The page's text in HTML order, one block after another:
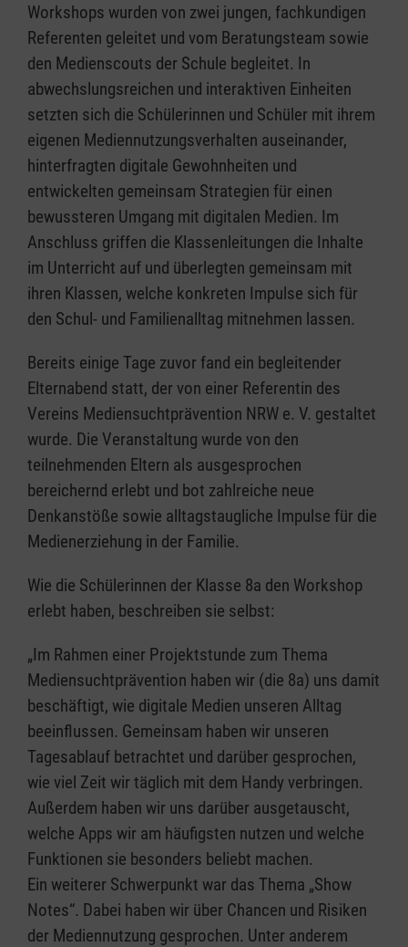
Workshops wurden von zwei jungen, fachkundigen
Referenten geleitet und vom Beratungsteam sowie
den Medienscouts der Schule begleitet. In
abwechslungsreichen und interaktiven Einheiten
setzten sich die Schülerinnen und Schüler mit ihrem
eigenen Mediennutzungsverhalten auseinander,
hinterfragten digitale Gewohnheiten und
entwickelten gemeinsam Strategien für einen
bewussteren Umgang mit digitalen Medien. Im
Anschluss griffen die Klassenleitungen die Inhalte
im Unterricht auf und überlegten gemeinsam mit
ihren Klassen, welche konkreten Impulse sich für
den Schul- und Familienalltag mitnehmen lassen.
Bereits einige Tage zuvor fand ein begleitender
Elternabend statt, der von einer Referentin des
Vereins Mediensuchtprävention NRW e. V. gestaltet
wurde. Die Veranstaltung wurde von den
teilnehmenden Eltern als ausgesprochen
bereichernd erlebt und bot zahlreiche neue
Denkanstöße sowie alltagstaugliche Impulse für die
Medienerziehung in der Familie.
Wie die Schülerinnen der Klasse 8a den Workshop
erlebt haben, beschreiben sie selbst:
„Im Rahmen einer Projektstunde zum Thema
Mediensuchtprävention haben wir (die 8a) uns damit
beschäftigt, wie digitale Medien unseren Alltag
beeinflussen. Gemeinsam haben wir unseren
Tagesablauf betrachtet und darüber gesprochen,
wie viel Zeit wir täglich mit dem Handy verbringen.
Außerdem haben wir uns darüber ausgetauscht,
welche Apps wir am häufigsten nutzen und welche
Funktionen sie besonders beliebt machen.
Ein weiterer Schwerpunkt war das Thema „Show
Notes“. Dabei haben wir über Chancen und Risiken
der Mediennutzung gesprochen. Unter anderem